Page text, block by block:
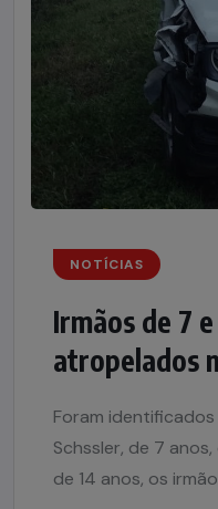
NOTÍCIAS
Irmãos de 7
atropelados
Foram
Schssler, de 7
de 14 anos, os